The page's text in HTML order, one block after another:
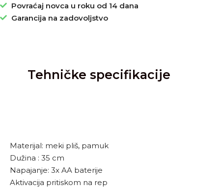
Povraćaj novca u roku od 14 dana
Garancija na zadovoljstvo
Tehničke specifikacije
Materijal: meki pliš, pamuk
Dužina : 35 cm
Napajanje: 3x AA baterije
Aktivacija pritiskom na rep